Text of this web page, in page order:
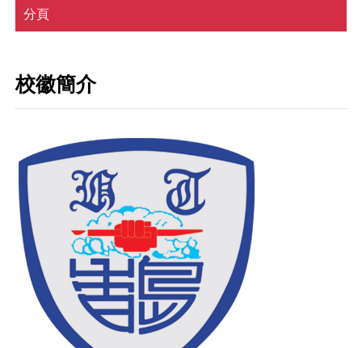
分頁
校徽簡介